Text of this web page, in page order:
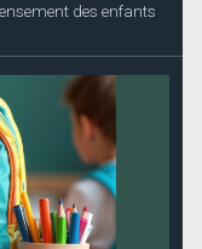
des enfants